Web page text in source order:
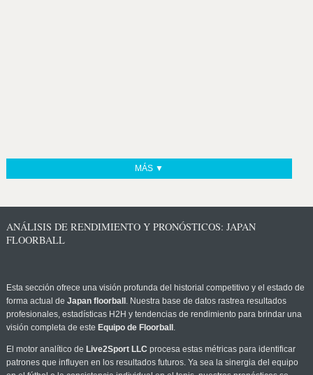
MÁS ▼
ANÁLISIS DE RENDIMIENTO Y PRONÓSTICOS: JAPAN
FLOORBALL
Esta sección ofrece una visión profunda del historial competitivo y el estado de
forma actual de Japan floorball . Nuestra base de datos rastrea resultados
profesionales, estadísticas H2H y tendencias de rendimiento para brindar una
visión completa de este Equipo de Floorball .
El motor analítico de Live2Sport LLC procesa estas métricas para identificar
patrones que influyen en los resultados futuros. Ya sea la sinergia del equipo